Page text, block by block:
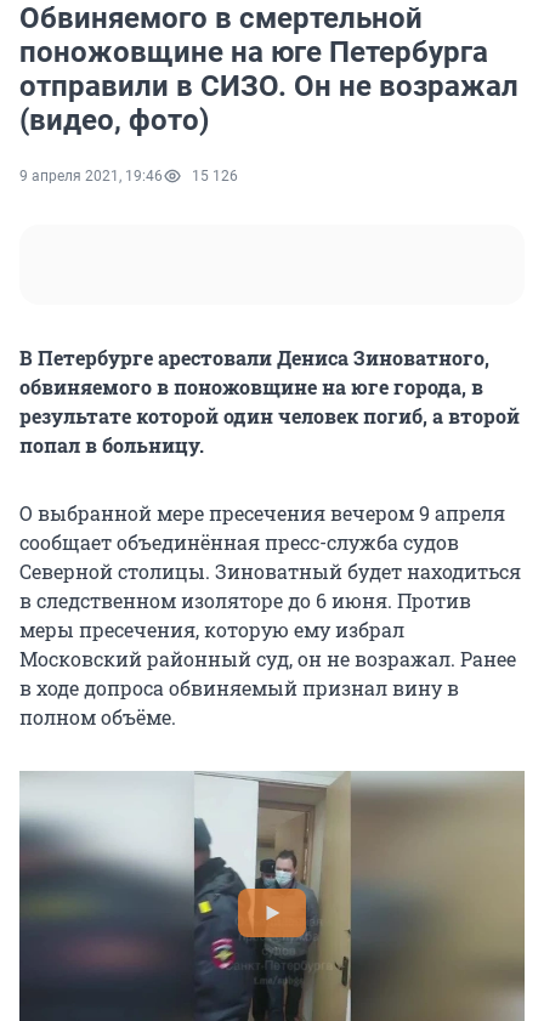
Обвиняемого в смертельной
поножовщине на юге Петербурга
отправили в СИЗО. Он не возражал
(видео, фото)
9 апреля 2021, 19:46 15 126
В Петербурге арестовали Дениса Зиноватного,
обвиняемого в поножовщине на юге города, в
результате которой один человек погиб, а второй
попал в больницу.
О выбранной мере пресечения вечером 9 апреля
сообщает объединённая пресс-служба судов
Северной столицы. Зиноватный будет находиться
в следственном изоляторе до 6 июня. Против
меры пресечения, которую ему избрал
Московский районный суд, он не возражал. Ранее
в ходе допроса обвиняемый признал вину в
полном объёме.